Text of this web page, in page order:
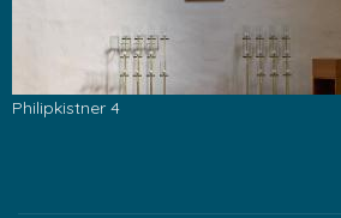
Philipkistner 4